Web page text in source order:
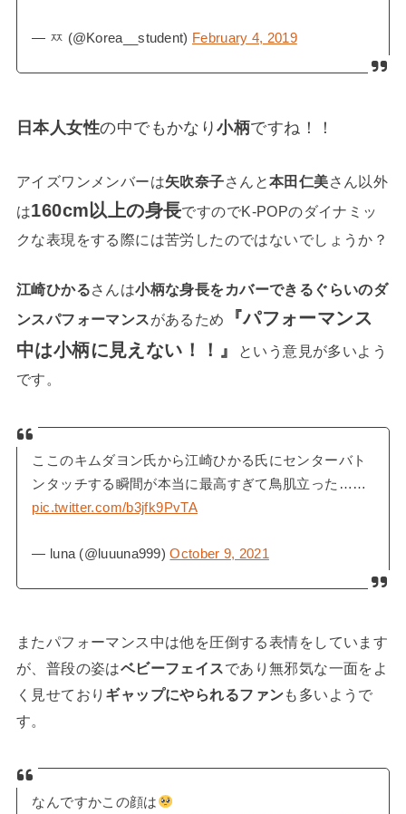
— ㅉ (@Korea__student) February 4, 2019
日本人女性の中でもかなり小柄ですね！！
アイズワンメンバーは矢吹奈子さんと本田仁美さん以外
は160cm以上の身長ですのでK-POPのダイナミッ
クな表現をする際には苦労したのではないでしょうか？
江崎ひかるさんは小柄な身長をカバーできるぐらいのダ
ンスパフォーマンスがあるため
『パフォーマンス
中は小柄に見えない！！』
という意見が多いよう
です。
ここのキムダヨン氏から江崎ひかる氏にセンターバト
ンタッチする瞬間が本当に最高すぎて鳥肌立った……
pic.twitter.com/b3jfk9PvTA
— luna (@luuuna999)October 9, 2021
またパフォーマンス中は他を圧倒する表情をしています
が、普段の姿はベビーフェイスであり無邪気な一面をよ
く見せており ギャップにやられるファンも多いようで
す。
なんですかこの顔は